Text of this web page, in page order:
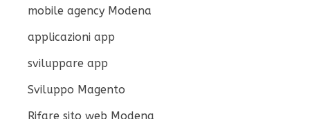
mobile agency Modena
applicazioni app
sviluppare app
Sviluppo Magento
Rifare sito web Modena